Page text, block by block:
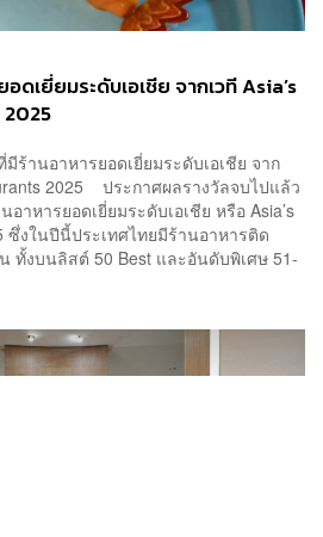
อดเยี่ยมระดับเอเชีย จากเวที Asia’s
ร้านอาหารยอดเยี่ยมระดับเอเชีย จาก
2025 ประกาศผลรางวัลจบไปแล้ว
าหารยอดเยี่ยมระดับเอเชีย หรือ Asia’s
ซึ่งในปีนี้ประเทศไทยมีร้านอาหารติด
ทั้งบนลิสต์ 50 Best และอันดับพิเศษ 51-